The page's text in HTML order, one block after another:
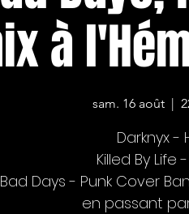
à
sam. 16 août
  |
Darknyx -
Killed By Life
Days - Punk Cover
en passant